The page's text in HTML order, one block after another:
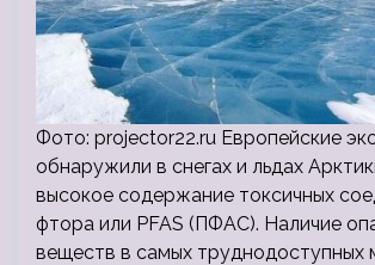
Фото: projector22.ru Европейские
обнаружили в снегах и льдах
высокое содержание токсичных
фтора или PFAS (ПФАС). Наличие
веществ в самых труднодоступных